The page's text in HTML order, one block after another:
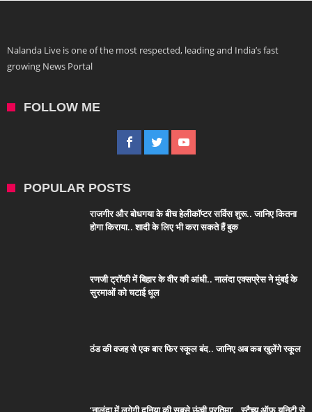
Nalanda Live is one of the most respected, leading and India’s fast
growing News Portal
FOLLOW ME
POPULAR POSTS
राजगीर और बोधगया के बीच हेलीकॉप्टर सर्विस शुरू.. जानिए कितना
होगा किराया.. शादी के लिए भी करा सकते हैं बुक
रणजी ट्रॉफी में बिहार के वीर की आंधी.. नालंदा एक्सप्रेस ने मुंबई के
सुरमाओं को चटाई धूल
ठंड की वजह से एक बार फिर स्कूल बंद.. जानिए अब कब खुलेंगे स्कूल